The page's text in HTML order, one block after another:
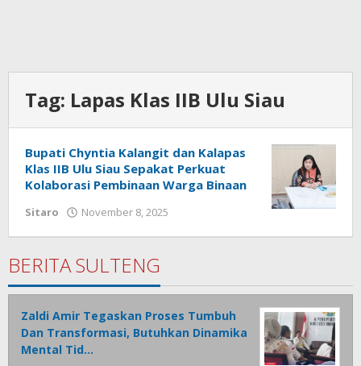
Tag: Lapas Klas IIB Ulu Siau
Bupati Chyntia Kalangit dan Kalapas
Klas IIB Ulu Siau Sepakat Perkuat
Kolaborasi Pembinaan Warga Binaan
Sitaro November 8, 2025
BERITA SULTENG
Zaldi Amir Tegaskan Proses Tumbuh
Dan Transformasi, Butuhkan Dinamika
Mental Tid…